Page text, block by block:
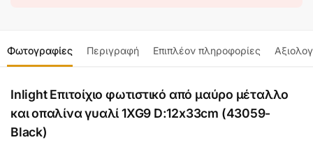
Φωτογραφίες Περιγραφή Επιπλέον πληροφορίες
Inlight Eπιτοίχιο φωτιστικό από μαύρο μέταλλο
και οπαλίνα γυαλί 1XG9 D:12x33cm (43059-
Black)